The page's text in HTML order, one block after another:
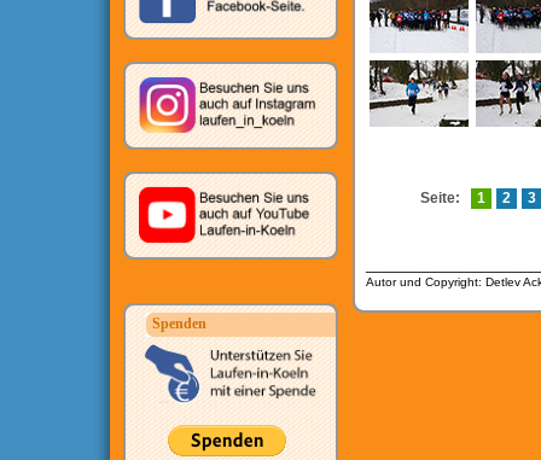
Spenden
Seite: 1 2 3
Autor und Copyright: Detlev